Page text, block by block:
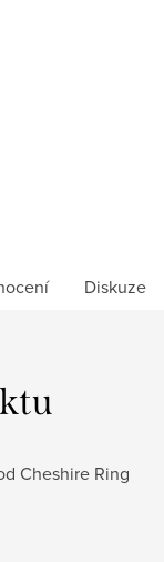
Diskuze
Cheshire Ring